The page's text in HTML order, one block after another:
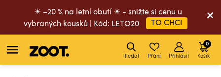
☀ –20 % na letní obutí ☀ - snižte si cenu u
vybraných kousků | Kód: LETO20
TO CHCI
Hledat Přání Přihlásit Košík
0